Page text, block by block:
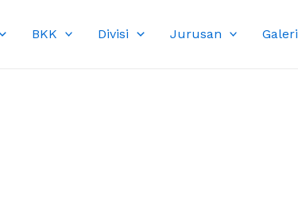
BKK Divisi Jurusan Galeri